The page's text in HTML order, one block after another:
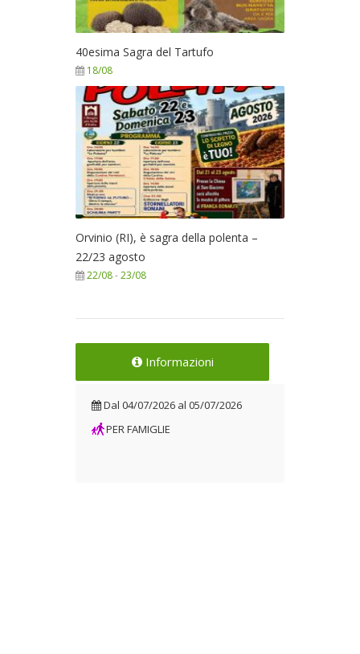
40esima Sagra del Tartufo
18/08
Orvinio (RI), è sagra della polenta –
22/23 agosto
22/08-23/08
Informazioni
Dal 04/07/2026 al 05/07/2026
PER FAMIGLIE